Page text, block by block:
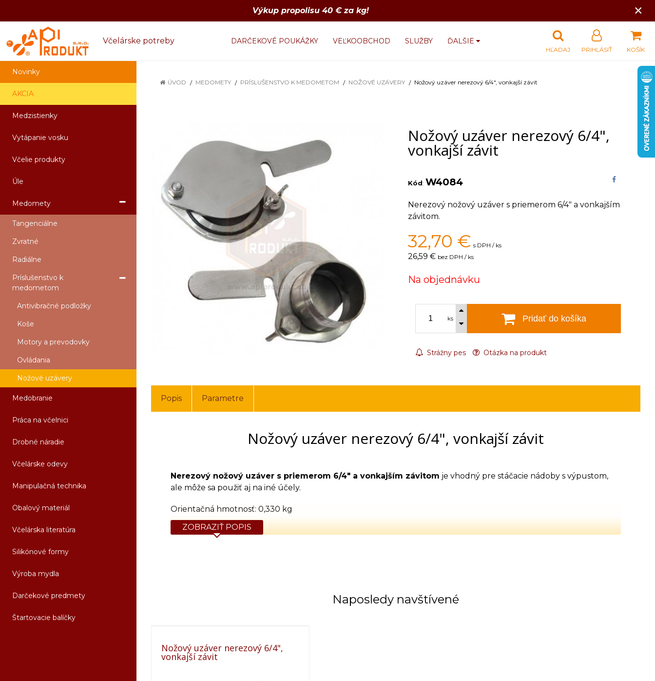
Výkup propolisu 40 € za kg! ×
Včelárske potreby DARČEKOVÉ POUKÁŽKY VEĽKOOBCHOD SLUŽBY ĎALŠIE
KOŠÍK
PRIHLÁSIŤ
HĽADAJ
Novinky
AKCIA
Medzistienky
Vytápanie vosku
Včelie produkty
Úle
Medomety
Tangenciálne
Zvratné
Radiálne
Príslušenstvo k
medometom
Antivibračné podložky
Koše
Motory a prevodovky
Ovládania
Nožové uzávery
Medobranie
Práca na včelnici
Drobné náradie
Včelárske odevy
Manipulačná technika
Obalový materiál
Včelárska literatúra
Silikónové formy
Výroba mydla
Darčekové predmety
Štartovacie balíčky
ÚVOD MEDOMETY PRÍSLUŠENSTVO K MEDOMETOM NOŽOVÉ UZÁVERY Nožový uzáver nerezový 6/4", vonkajší závit
Nožový uzáver nerezový 6/4",
vonkajší závit
Kód: W4084
Nerezový nožový uzáver s priemerom 6/4" a vonkajším
závitom.
32,70 € s DPH / ks
26,59 € bez DPH / ks
Na objednávku
ks Pridať do košíka
Strážny pes Otázka na produkt
Popis Parametre
Nožový uzáver nerezový 6/4", vonkajší závit
Nerezový nožový uzáver s priemerom 6/4" a vonkajším závitom je vhodný pre stáčacie nádoby s výpustom,
ale môže sa použiť aj na iné účely.
Orientačná hmotnosť: 0,330 kg
ZOBRAZIŤ POPIS
Naposledy navštívené
Nožový uzáver nerezový 6/4",
vonkajší závit